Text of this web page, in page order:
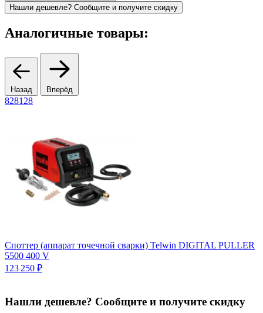
Нашли дешевле? Сообщите и получите скидку
Аналогичные товары:
Назад Вперёд
828128
Споттер (аппарат точечной сварки) Telwin DIGITAL PULLER
5500 400 V
123 250 ₽
Нашли дешевле? Сообщите и получите скидку